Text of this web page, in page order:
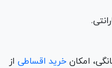
امکانخرید اقساطی از